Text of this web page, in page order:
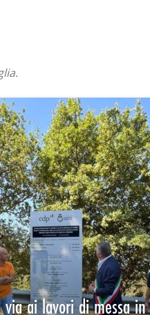
via ai lavori di messa in